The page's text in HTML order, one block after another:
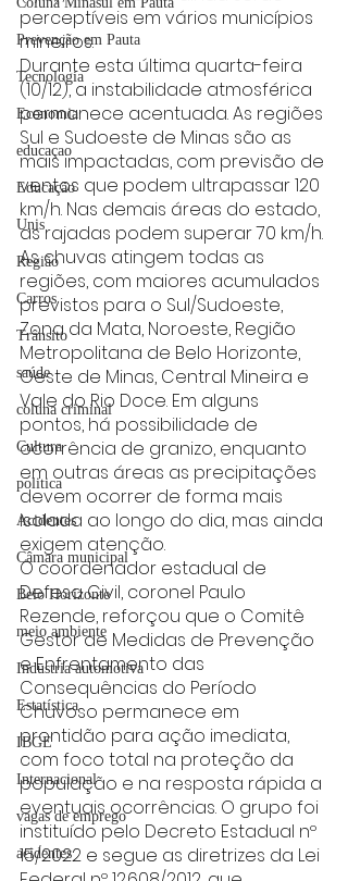
Prevenção em Pauta
Tecnologia
Economia
educaçao
Educação
Unis
Região
Carros
Trânsito
saúde
coluna criminal
Cultura
politica
Acidentes
Câmara municipal
Belo Horizonte
meio ambiente
Industria automotiva
Estatística
IBGE
Internacional
vagas de emprego
acidentes
perceptíveis em vários municípios
mineiros.
Durante esta última quarta-feira
(10/12), a instabilidade atmosférica
permanece acentuada. As regiões
Sul e Sudoeste de Minas são as
mais impactadas, com previsão de
ventos que podem ultrapassar 120
km/h. Nas demais áreas do estado,
as rajadas podem superar 70 km/h.
As chuvas atingem todas as
regiões, com maiores acumulados
previstos para o Sul/Sudoeste,
Zona da Mata, Noroeste, Região
Metropolitana de Belo Horizonte,
Oeste de Minas, Central Mineira e
Vale do Rio Doce. Em alguns
pontos, há possibilidade de
ocorrência de granizo, enquanto
em outras áreas as precipitações
devem ocorrer de forma mais
isolada ao longo do dia, mas ainda
exigem atenção.
O coordenador estadual de
Defesa Civil, coronel Paulo
Rezende, reforçou que o Comitê
Gestor de Medidas de Prevenção
e Enfrentamento das
Consequências do Período
Chuvoso permanece em
prontidão para ação imediata,
com foco total na proteção da
população e na resposta rápida a
eventuais ocorrências. O grupo foi
instituído pelo Decreto Estadual nº
15/2022 e segue as diretrizes da Lei